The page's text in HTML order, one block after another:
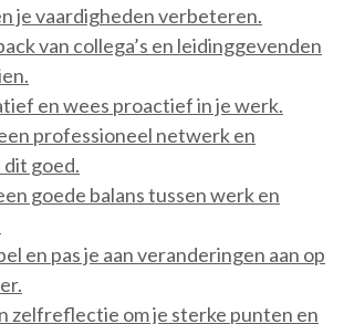
je vaardigheden verbeteren.
van collega’s en leidinggevenden
en wees proactief in je werk.
professioneel netwerk en
goed.
goede balans tussen werk en
en pas je aan veranderingen aan op
zelfreflectie om je sterke punten en